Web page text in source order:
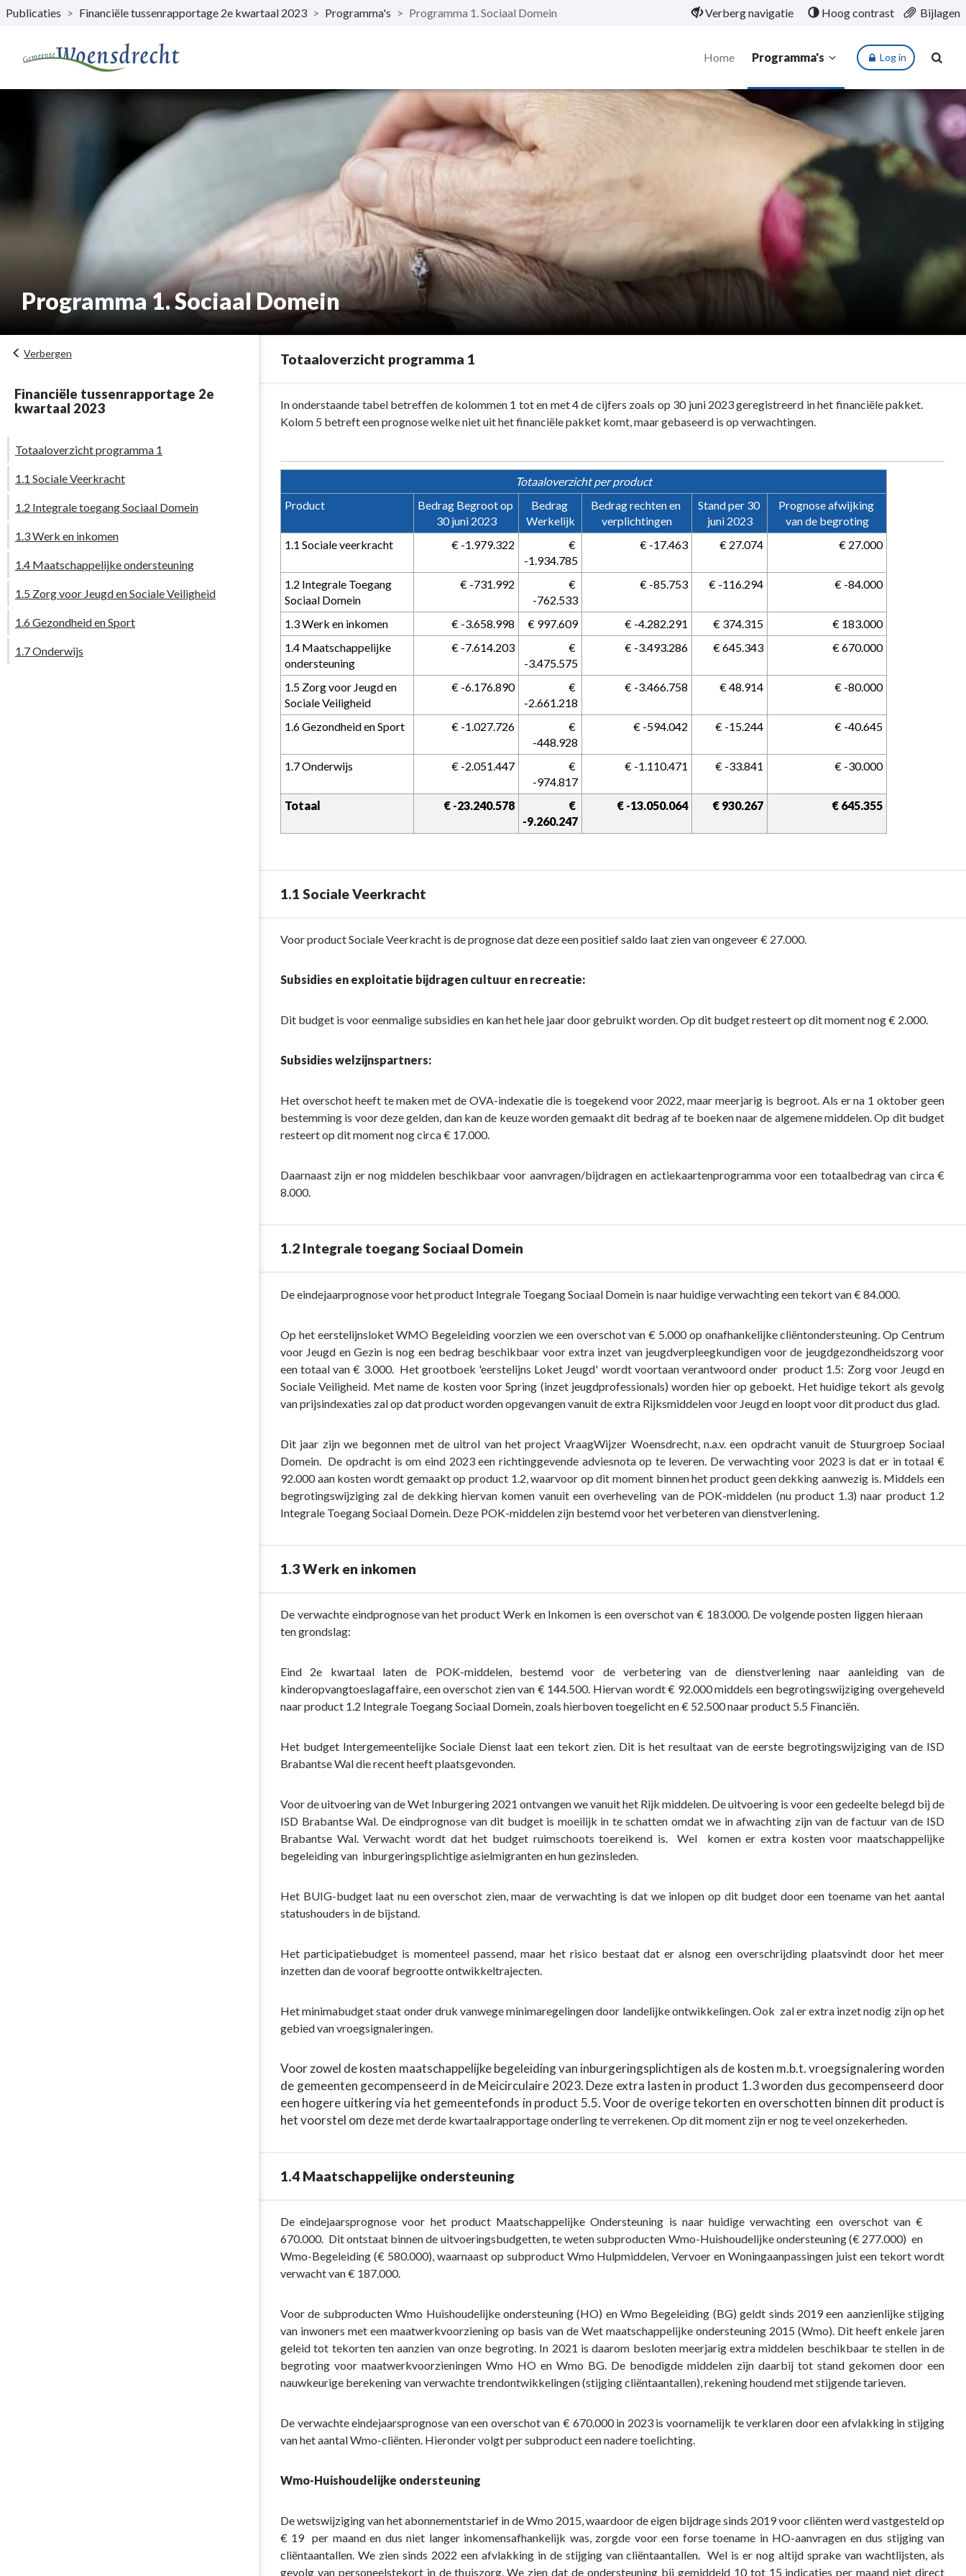
Naar hoofdinhoud
Publicaties > Financiële tussenrapportage 2e kwartaal 2023 > Programma's > Programma 1. Sociaal Domein Verberg navigatie Hoog contrast Bijlagen
Home Programma's Log in
Programma 1. Sociaal Domein
Verbergen
Financiële tussenrapportage 2e
kwartaal 2023
Totaaloverzicht programma 1
1.1 Sociale Veerkracht
1.2 Integrale toegang Sociaal Domein
1.3 Werk en inkomen
1.4 Maatschappelijke ondersteuning
1.5 Zorg voor Jeugd en Sociale Veiligheid
1.6 Gezondheid en Sport
1.7 Onderwijs
Totaaloverzicht programma 1
Terug
Programma
Sociaal
programma
In onderstaande tabel betreffen de kolommen 1 tot en met 4 de cijfers zoals op 30 juni 2023 geregistreerd in het financiële pakket.
Kolom 5 betreft een prognose welke niet uit het financiële pakket komt, maar gebaseerd is op verwachtingen.
Totaaloverzicht per product
Product
Bedrag Begroot op
30 juni 2023
Bedrag
Werkelijk
Bedrag rechten en
verplichtingen
Stand per 30
juni 2023
Prognose afwijking
van de begroting
1.1 Sociale veerkracht
€ -1.979.322
-1.934.785
€ -17.463 € 27.074 € 27.000
1.2 Integrale Toegang
Sociaal Domein
€ -731.992
-762.533
€ -85.753 € -116.294 € -84.000
1.3 Werk en inkomen € -3.658.998 € 997.609 € -4.282.291 € 374.315
€ 183.000
1.4 Maatschappelijke
ondersteuning
€ -7.614.203
-3.475.575
€ -3.493.286 € 645.343 € 670.000
1.5 Zorg voor Jeugd en
Sociale Veiligheid
€ -6.176.890
-2.661.218
€ -3.466.758 € 48.914 € -80.000
1.6 Gezondheid en Sport € -1.027.726
-448.928
€ -594.042 € -15.244 € -40.645
1.7 Onderwijs € -2.051.447
-974.817
€ -1.110.471 € -33.841 € -30.000
Totaal € -23.240.578
-9.260.247
€ -13.050.064 € 930.267 € 645.355
1.1 Sociale Veerkracht
Terug
navigatie
Domein
Sociale
Veerkracht
Voor product Sociale Veerkracht is de prognose dat deze een positief saldo laat zien van ongeveer € 27.000.
Subsidies en exploitatie bijdragen cultuur en recreatie:
Dit budget is voor eenmalige subsidies en kan het hele jaar door gebruikt worden. Op dit budget resteert op dit moment nog € 2.000.
Subsidies welzijnspartners:
Het overschot heeft te maken met de OVA-indexatie die is toegekend voor 2022, maar meerjarig is begroot. Als er na 1 oktober geen
bestemming is voor deze gelden, dan kan de keuze worden gemaakt dit bedrag af te boeken naar de algemene middelen. Op dit budget
resteert op dit moment nog circa € 17.000.
Daarnaast zijn er nog middelen beschikbaar voor aanvragen/bijdragen en actiekaartenprogramma voor een totaalbedrag van circa €
8.000.
1.2 Integrale toegang Sociaal Domein
Terug
Integrale
toegang
Sociaal
Domein
De eindejaarprognose voor het product Integrale Toegang Sociaal Domein is naar huidige verwachting een tekort van € 84.000.
Op het eerstelijnsloket WMO Begeleiding voorzien we een overschot van € 5.000 op onafhankelijke cliëntondersteuning. Op Centrum
voor Jeugd en Gezin is nog een bedrag beschikbaar voor extra inzet van jeugdverpleegkundigen voor de jeugdgezondheidszorg voor
een totaal van € 3.000. Het grootboek 'eerstelijns Loket Jeugd' wordt voortaan verantwoord onder product 1.5: Zorg voor Jeugd en
Sociale Veiligheid. Met name de kosten voor Spring (inzet jeugdprofessionals) worden hier op geboekt. Het huidige tekort als gevolg
van prijsindexaties zal op dat product worden opgevangen vanuit de extra Rijksmiddelen voor Jeugd en loopt voor dit product dus glad.
Dit jaar zijn we begonnen met de uitrol van het project VraagWijzer Woensdrecht, n.a.v. een opdracht vanuit de Stuurgroep Sociaal
Domein. De opdracht is om eind 2023 een richtinggevende adviesnota op te leveren. De verwachting voor 2023 is dat er in totaal €
92.000 aan kosten wordt gemaakt op product 1.2, waarvoor op dit moment binnen het product geen dekking aanwezig is. Middels een
begrotingswijziging zal de dekking hiervan komen vanuit een overheveling van de POK-middelen (nu product 1.3) naar product 1.2
Integrale Toegang Sociaal Domein. Deze POK-middelen zijn bestemd voor het verbeteren van dienstverlening.
1.3 Werk en inkomen
Terug
inkomen
De verwachte eindprognose van het product Werk en Inkomen is een overschot van € 183.000. De volgende posten liggen hieraan
ten grondslag:
Eind 2e kwartaal laten de POK-middelen, bestemd voor de verbetering van de dienstverlening naar aanleiding van de
kinderopvangtoeslagaffaire, een overschot zien van € 144.500. Hiervan wordt € 92.000 middels een begrotingswijziging overgeheveld
naar product 1.2 Integrale Toegang Sociaal Domein, zoals hierboven toegelicht en € 52.500 naar product 5.5 Financiën.
Het budget Intergemeentelijke Sociale Dienst laat een tekort zien. Dit is het resultaat van de eerste begrotingswijziging van de ISD
Brabantse Wal die recent heeft plaatsgevonden.
Voor de uitvoering van de Wet Inburgering 2021 ontvangen we vanuit het Rijk middelen. De uitvoering is voor een gedeelte belegd bij de
ISD Brabantse Wal. De eindprognose van dit budget is moeilijk in te schatten omdat we in afwachting zijn van de factuur van de ISD
Brabantse Wal. Verwacht wordt dat het budget ruimschoots toereikend is. Wel komen er extra kosten voor maatschappelijke
begeleiding van inburgeringsplichtige asielmigranten en hun gezinsleden.
Het BUIG-budget laat nu een overschot zien, maar de verwachting is dat we inlopen op dit budget door een toename van het aantal
statushouders in de bijstand.
Het participatiebudget is momenteel passend, maar het risico bestaat dat er alsnog een overschrijding plaatsvindt door het meer
inzetten dan de vooraf begrootte ontwikkeltrajecten.
Het minimabudget staat onder druk vanwege minimaregelingen door landelijke ontwikkelingen. Ook zal er extra inzet nodig zijn op het
gebied van vroegsignaleringen.
Voor zowel de kosten maatschappelijke begeleiding van inburgeringsplichtigen als de kosten m.b.t. vroegsignalering worden
de gemeenten gecompenseerd in de Meicirculaire 2023. Deze extra lasten in product 1.3 worden dus gecompenseerd door
een hogere uitkering via het gemeentefonds in product 5.5. Voor de overige tekorten en overschotten binnen dit product is
het voorstel om dezemet derde kwartaalrapportage onderling te verrekenen. Op dit moment zijn er nog te veel onzekerheden.
1.4 Maatschappelijke ondersteuning
Terug
navigatie
Domein
Maatschappelijke
De eindejaarsprognose voor het product Maatschappelijke Ondersteuning is naar huidige verwachting een overschot van €
670.000. Dit ontstaat binnen de uitvoeringsbudgetten, te weten subproducten Wmo-Huishoudelijke ondersteuning (€ 277.000) en
Wmo-Begeleiding (€ 580.000), waarnaast op subproduct Wmo Hulpmiddelen, Vervoer en Woningaanpassingen juist een tekort wordt
verwacht van € 187.000.
Voor de subproducten Wmo Huishoudelijke ondersteuning (HO) en Wmo Begeleiding (BG) geldt sinds 2019 een aanzienlijke stijging
van inwoners met een maatwerkvoorziening op basis van de Wet maatschappelijke ondersteuning 2015 (Wmo). Dit heeft enkele jaren
geleid tot tekorten ten aanzien van onze begroting. In 2021 is daarom besloten meerjarig extra middelen beschikbaar te stellen in de
begroting voor maatwerkvoorzieningen Wmo HO en Wmo BG. De benodigde middelen zijn daarbij tot stand gekomen door een
nauwkeurige berekening van verwachte trendontwikkelingen (stijging cliëntaantallen), rekening houdend met stijgende tarieven.
De verwachte eindejaarsprognose van een overschot van € 670.000 in 2023 is voornamelijk te verklaren door een afvlakking in stijging
van het aantal Wmo-cliënten. Hieronder volgt per subproduct een nadere toelichting.
Wmo-Huishoudelijke ondersteuning
De wetswijziging van het abonnementstarief in de Wmo 2015, waardoor de eigen bijdrage sinds 2019 voor cliënten werd vastgesteld op
€ 19 per maand en dus niet langer inkomensafhankelijk was, zorgde voor een forse toename in HO-aanvragen en dus stijging van
cliëntaantallen. We zien sinds 2022 een afvlakking in de stijging van cliëntaantallen. Wel is er nog altijd sprake van wachtlijsten, als
gevolg van personeelstekort in de thuiszorg. We zien dat de ondersteuning bij gemiddeld 10 tot 15 indicaties per maand niet direct